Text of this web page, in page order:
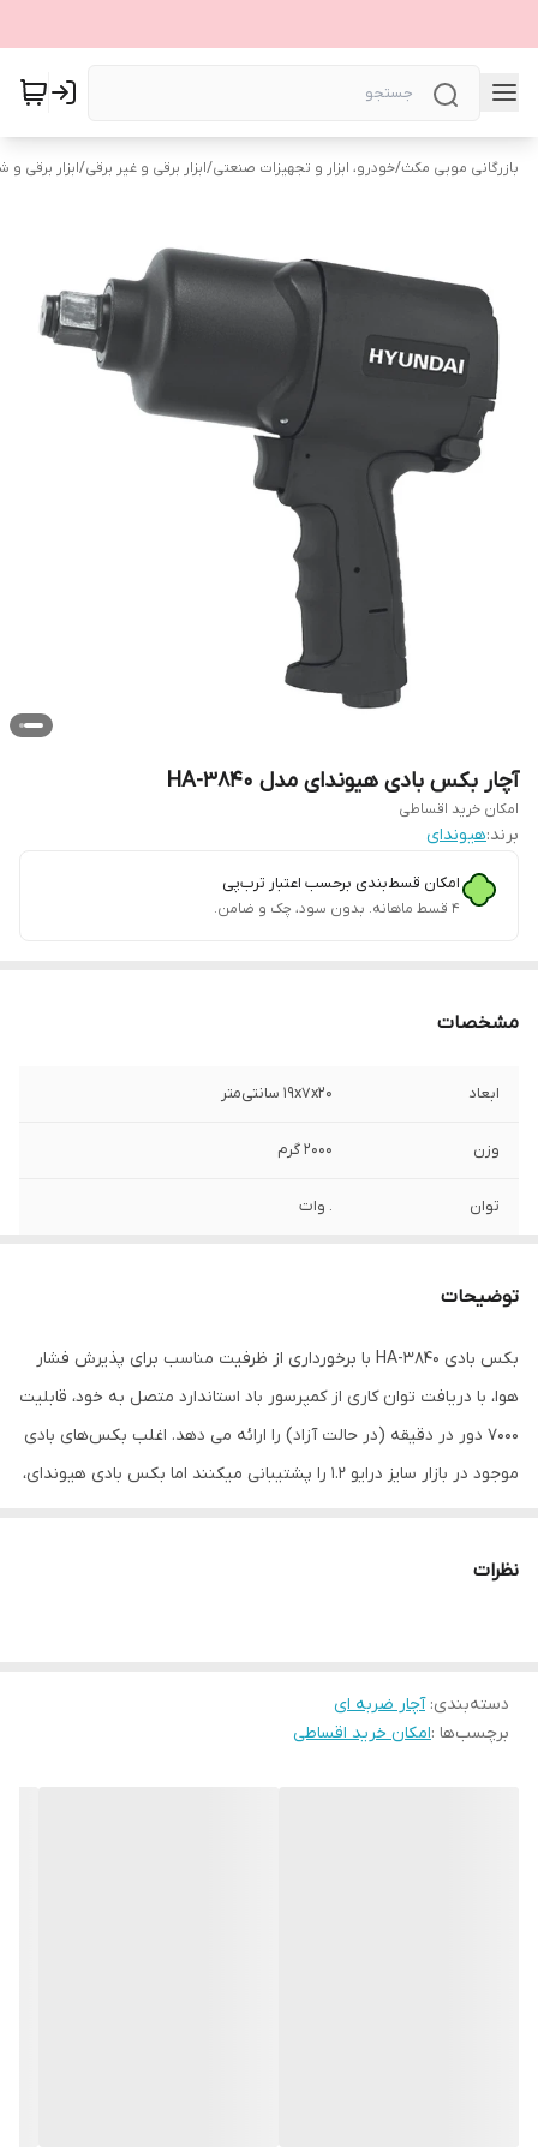
بازرگانی موبی مکث/خودرو، ابزار و تجهیزات صنعتی/ابزار برقی و غیر برقی/ابزار برقی و
آچار بکس بادی هیوندای مدل HA-3840
امکان خرید اقساطی
برند:هیوندای
امکان قسط‌بندی برحسب اعتبار ترب‌پی
۴ قسط ماهانه. بدون سود، چک و ضامن.
مشخصات
ابعاد 19x7x20 سانتی‌متر
وزن 2000 گرم
توان . وات
گردش
گشتاور 1400 نیوتن‌متر
توضیحات
بکس بادی HA-3840 با برخورداری از ظرفیت مناسب برای پذیرش فشار
هوا، با دریافت توان کاری از کمپرسور باد استاندارد متصل به خود، قابلیت
7000 دور در دقیقه (در حالت آزاد) را ارائه می دهد. اغلب بکس‌های بادی
موجود در بازار سایز درایو 1.2 را پشتیبانی میکنند اما بکس بادی هیوندای،
را دارا هستند و این بدان معناست که پاسخگوی تمام نیازهای کاربر
HA-3840 با داشتن بدنه‌ی کامپوزیتی توانسته است ضمن حفظ وزن
سبک بسیار مستحکم باشد و طول عمر بسیار بالایی داشته باشد. گشتاور
نظرات
دسته‌بندی:آچار ضربه ای
برچسب‌ها :امکان خرید اقساطی